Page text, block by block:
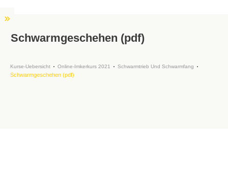
Schwarmgeschehen (pdf)
Kurse-Uebersicht Online-Imkerkurs 2021 Schwarmtrieb Und Schwarmfang
Schwarmgeschehen (pdf)